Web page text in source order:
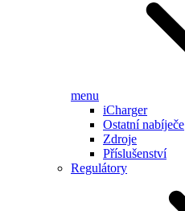
menu
iCharger
Ostatní nabíječe
Zdroje
Příslušenství
Regulátory